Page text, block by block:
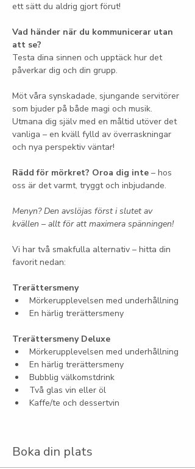
ett sätt du aldrig gjort förut!
Vad händer när du kommunicerar utan
att se?
Testa dina sinnen och upptäck hur det
påverkar dig och din grupp.
Möt våra synskadade, sjungande servitörer
som bjuder på både magi och musik.
Utmana dig själv med en måltid utöver det
vanliga – en kväll fylld av överraskningar
och nya perspektiv väntar!
Rädd för mörkret? Oroa dig inte – hos
oss är det varmt, tryggt och inbjudande.
Menyn? Den avslöjas först i slutet av
kvällen – allt för att maximera spänningen!
Vi har två smakfulla alternativ – hitta din
favorit nedan:
Trerättersmeny
Mörkerupplevelsen med underhållning
En härlig trerättersmeny
Trerättersmeny Deluxe
Mörkerupplevelsen med underhållning
En härlig trerättersmeny
Bubblig välkomstdrink
Två glas vin eller öl
Kaffe/te och dessertvin
Boka din plats